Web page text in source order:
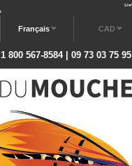
CAD
Français
1 800 567-8584 | 09 73 03 75 95